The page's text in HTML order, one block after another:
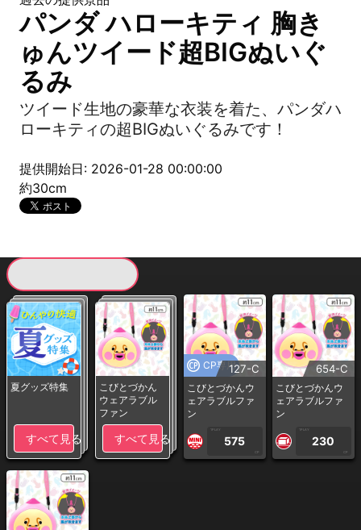
パンダ ハローキティ 胸き
ゅんツイード超BIGぬいぐ
るみ
ツイード生地の豪華な衣装を着た、パンダハ
ローキティの超BIGぬいぐるみです！
提供開始日: 2026-01-28 00:00:00
約30cm
夏グッズ特集
すべて見る
こびとづかん
ウェアラブル
ファン
すべて見る
CP専用127-C
こびとづかんウ
ェアラブルファ
ン
1PLAY
575
CP
654-C
こびとづかんウ
ェアラブルファ
ン
1PLAY
230
CP